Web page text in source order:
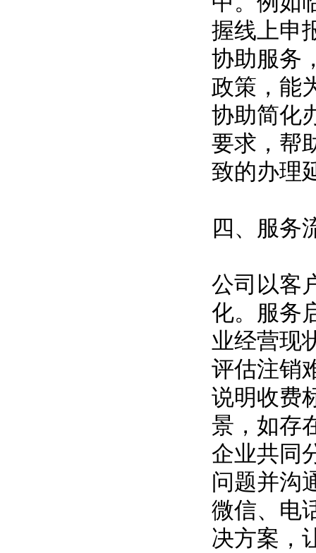
握线上申
协助服务
政策，能
协助简化
要求，帮
致的办理
四、服务
公司以客
化。服务
业经营现
评估注销
说明收费
景，如存
企业共同
问题并沟
微信、电
决方案，